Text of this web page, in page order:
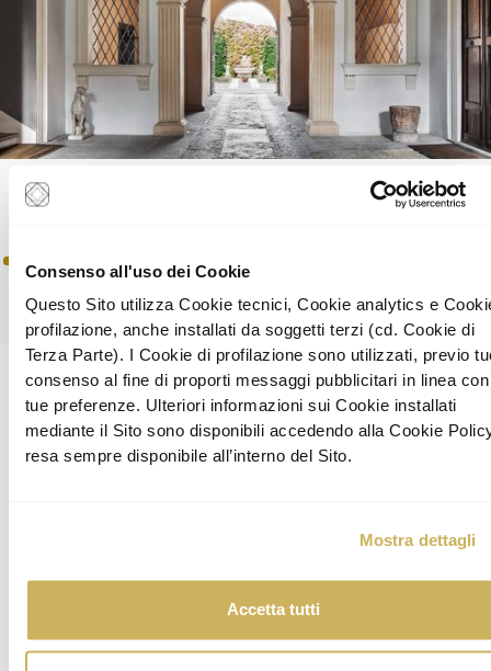
Consenso all'uso dei Cookie
Questo Sito utilizza Cookie tecnici, Cookie analytics e
profilazione, anche installati da soggetti terzi (cd. Cookie di
Terza Parte). I Cookie di profilazione sono utilizzati, previo
consenso al fine di proporti messaggi pubblicitari in linea
tue preferenze. Ulteriori informazioni sui Cookie installati
mediante il Sito sono disponibili accedendo alla Cookie
resa sempre disponibile all’interno del Sito.
Mostra dettagli
Accetta tutti
DIMORE DI CHARME.
Una cornucopia di decori
architettonici di indiscusso fascino.